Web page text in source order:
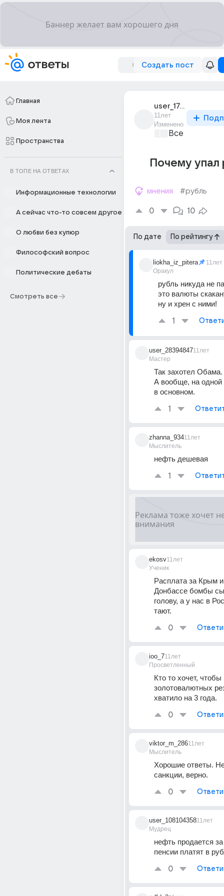
Создать пост
Главная
Моя лента
Пространства
В ТОПЕ НА ОТВЕТАХ
Информационные технологии
А сейчас что-то совсем другое
О любви без купюр
Философский вопрос
Политические дебаты
Смотреть все
user_174328610
11лет
Изменено
Все про
Почему упал
мнения #рубль
0 10
По дате По рейтингу
liokha_iz_pitera
Оракул
11лет
рубль никуда не
это валюты
ну и хрен с ними!
1
user_28394847
Мастер
11лет
Так захотел Обама.
А вообще, на
в основном.
1
zhanna_934
Мыслитель
11лет
нефть дешевая
1
ekosv
Ученик
11лет
Расплата за Крым
Донбассе бомбы
голову, а у нас в
тают.
0
ioo_7
Просветленный
11лет
Кто то хочет, чтобы
золотовалютных
хватило на 3 года.
0
viktor_m_286
Мыслитель
11лет
Хорошие ответы.
санкции, верно.
0
user_108104358
Мудрец
11лет
нефть продается
пенсии платят в
0